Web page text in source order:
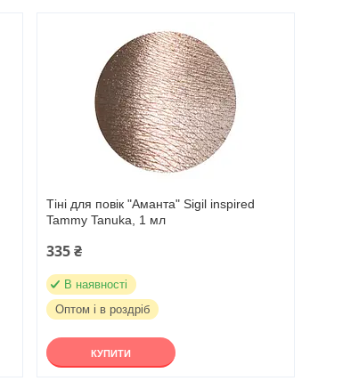
Тіні для повік "Аманта" Sigil inspired
Tammy Tanuka, 1 мл
335 ₴
В наявності
Оптом і в роздріб
КУПИТИ